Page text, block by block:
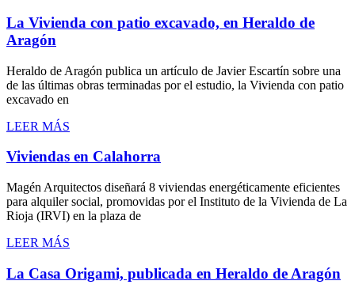
La Vivienda con patio excavado, en Heraldo de
Aragón
Heraldo de Aragón publica un artículo de Javier Escartín sobre una
de las últimas obras terminadas por el estudio, la Vivienda con patio
excavado en
LEER MÁS
Viviendas en Calahorra
Magén Arquitectos diseñará 8 viviendas energéticamente eficientes
para alquiler social, promovidas por el Instituto de la Vivienda de La
Rioja (IRVI) en la plaza de
LEER MÁS
La Casa Origami, publicada en Heraldo de Aragón